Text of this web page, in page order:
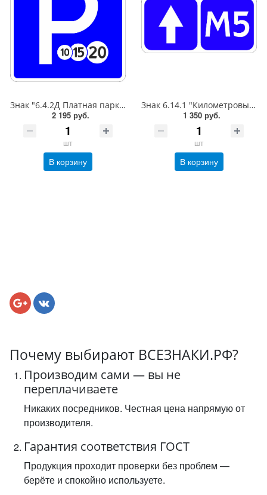
Знак "6.4.2Д Платная парковка для автотранспорта»,B=700Тип А (la) Инженерная (5 лет)металл 0.8 мм
2 195 руб.
шт
В корзину
Знак 6.14.1 "Километровый знак",350*700Тип А (1б) Микропризм. (7-9 лет)металл 0.8 мм
1 350 руб.
шт
В корзину
Почему выбирают ВСЕЗНАКИ.РФ?
Производим сами — вы не
переплачиваете
Никаких посредников. Честная цена напрямую от
производителя.
Гарантия соответствия ГОСТ
Продукция проходит проверки без проблем —
берёте и спокойно используете.